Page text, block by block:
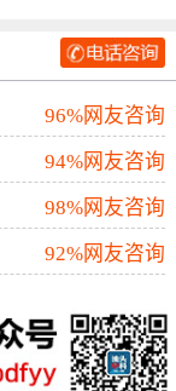
96%网友咨询
94%网友咨询
98%网友咨询
92%网友咨询